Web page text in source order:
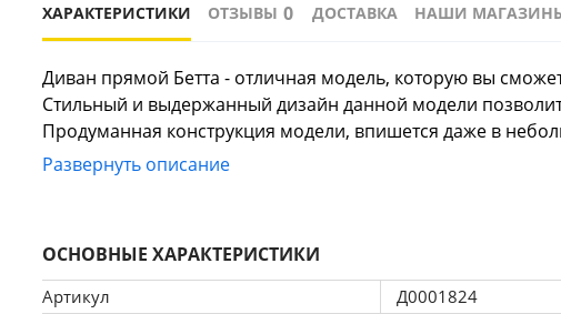
ХАРАКТЕРИСТИКИ ОТЗЫВЫ 0 ДОСТАВКА НАШИ
Диван прямой Бетта - отличная модель, которую вы
Стильный и выдержанный дизайн данной модели
Продуманная конструкция модели, впишется даже в
Для создания Диван прямой Бетта использовался
Развернуть описание
ОСНОВНЫЕ ХАРАКТЕРИСТИКИ
Артикул
Д0001824